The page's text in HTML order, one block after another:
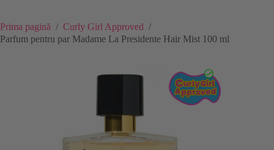
Prima pagină / Curly Girl Approved /
Parfum pentru par Madame La Presidente Hair Mist 100 ml